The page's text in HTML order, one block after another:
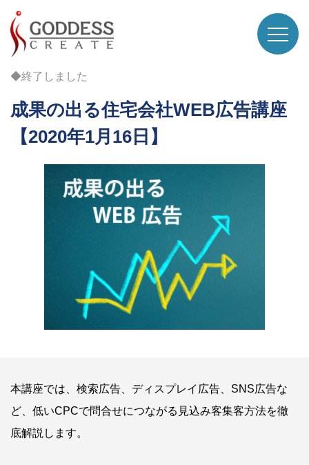
◆終了しました
成果の出る住宅会社WEB広告講座
【2020年1月16日】
本講座では、検索広告、ディスプレイ広告、SNS広告な
ど、低いCPCで問合せにつながる見込み客集客方法を徹
底解説します。